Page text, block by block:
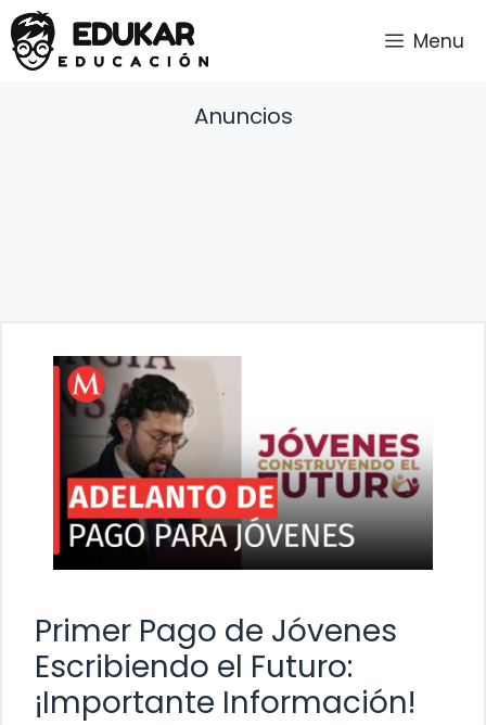
Saltar
al
contenido
Menu
Anuncios
Primer Pago de Jóvenes
Escribiendo el Futuro:
¡Importante Información!